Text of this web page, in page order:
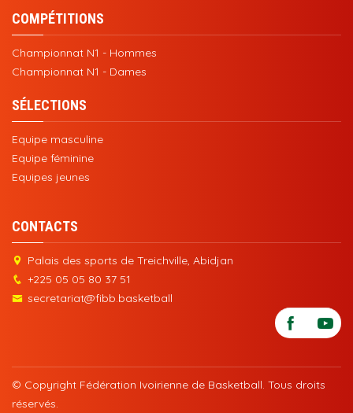
COMPÉTITIONS
Championnat N1 - Hommes
Championnat N1 - Dames
SÉLECTIONS
Equipe masculine
Equipe féminine
Equipes jeunes
CONTACTS
Palais des sports de Treichville, Abidjan
+225 05 05 80 37 51
secretariat@fibb.basketball
© Copyright Fédération Ivoirienne de Basketball. Tous droits
réservés.